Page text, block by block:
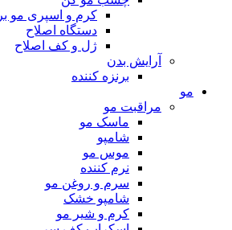
کرم و اسپری مو بر
دستگاه اصلاح
ژل و کف اصلاح
آرایش بدن
برنزه کننده
مو
مراقبت مو
ماسک مو
شامپو
موس مو
نرم کننده
سرم و روغن مو
شامپو خشک
کرم و شیر مو